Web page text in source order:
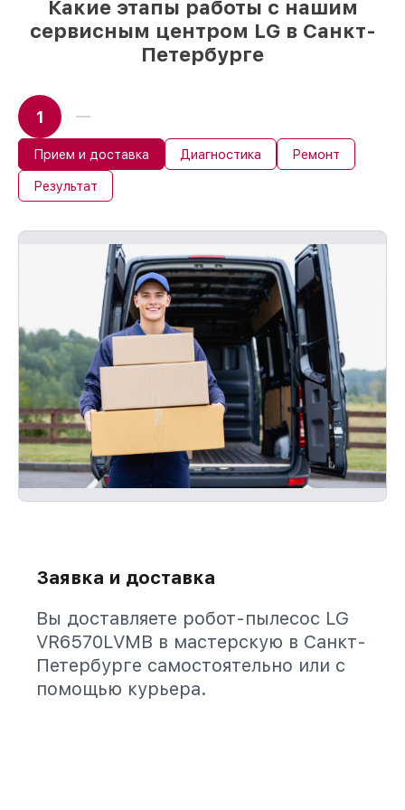
Какие этапы работы с нашим
сервисным центром LG в Санкт-
Петербурге
1
Прием и доставка Диагностика Ремонт
Результат
Заявка и доставка
Вы доставляете робот-пылесос LG
VR6570LVMB в мастерскую в Санкт-
Петербурге самостоятельно или с
помощью курьера.